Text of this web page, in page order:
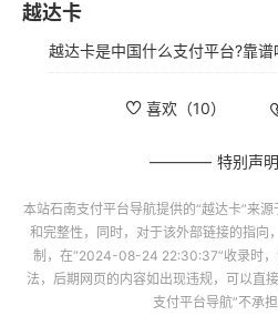
越达卡
喜欢（10）
特别声明
本站石南支付平台导航提供的“越达卡”来
和完整性，同时，对于该外部链接的指向
制，在“2024-08-24 22:30:37”收录时
法，后期网页的内容如出现违规，可以直
支付平台导航”不承